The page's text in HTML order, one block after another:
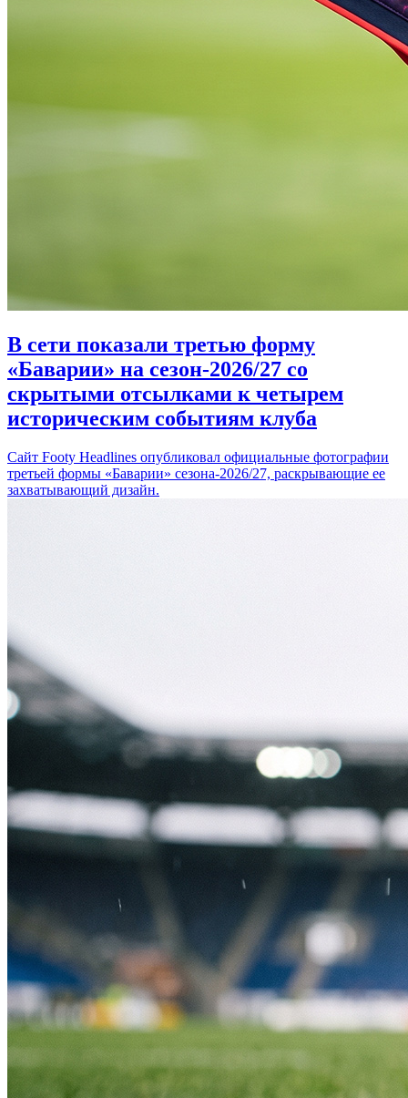
В сети показали третью форму
«Баварии» на сезон-2026/27 со
скрытыми отсылками к четырем
историческим событиям клуба
Сайт Footy Headlines опубликовал официальные фотографии
третьей формы «Баварии» сезона-2026/27, раскрывающие ее
захватывающий дизайн.